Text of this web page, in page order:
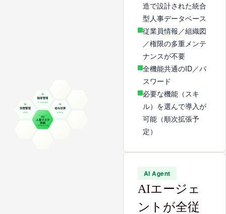
造で設計された統合
型人事データベース
従業員情報／組織図
／権限の多重メンテ
ナンスが不要
全機能共通のID／パ
スワード
必要な機能（スキ
ル）を選んで導入が
可能（順次拡張予
定）
AI Agent
AIエージェ
ントが全従